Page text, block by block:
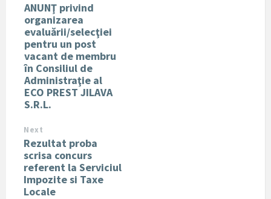
ANUNŢ privind
organizarea
evaluării/selecţiei
pentru un post
vacant de membru
în Consiliul de
Administraţie al
ECO PREST JILAVA
S.R.L.
Next
Rezultat proba
scrisa concurs
referent la Serviciul
Impozite si Taxe
Locale